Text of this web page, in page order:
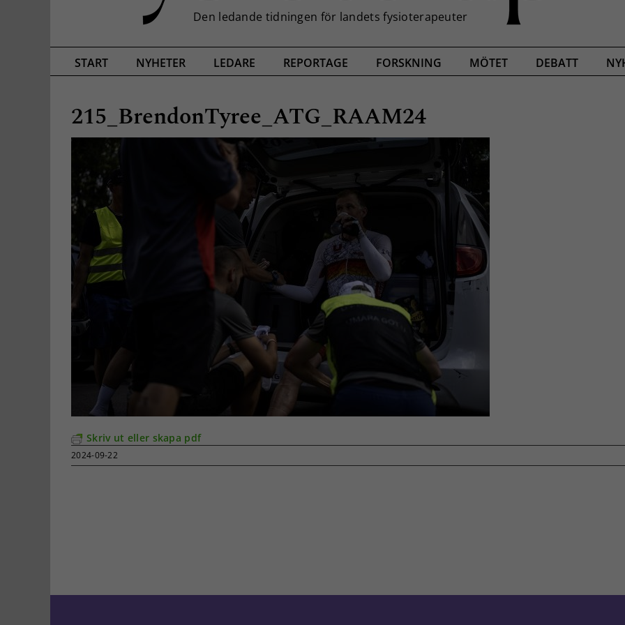
START NYHETER LEDARE REPORTAGE FORSKNING MÖTET DEBATT
215_BrendonTyree_ATG_RAAM24
Skriv ut eller skapa pdf
2024-09-22